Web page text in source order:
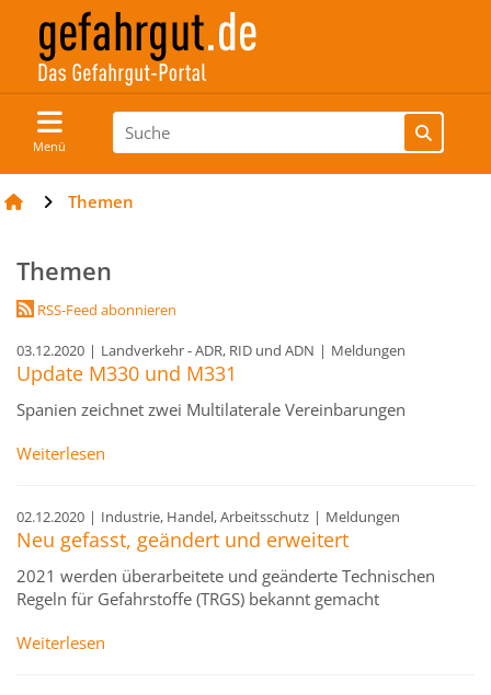
Menü
Themen
Themen
RSS-Feed abonnieren
03.12.2020 | Landverkehr - ADR, RID und ADN | Meldungen
Update M330 und M331
Spanien zeichnet zwei Multilaterale Vereinbarungen
Weiterlesen
02.12.2020 | Industrie, Handel, Arbeitsschutz | Meldungen
Neu gefasst, geändert und erweitert
2021 werden überarbeitete und geänderte Technischen
Regeln für Gefahrstoffe (TRGS) bekannt gemacht
Weiterlesen